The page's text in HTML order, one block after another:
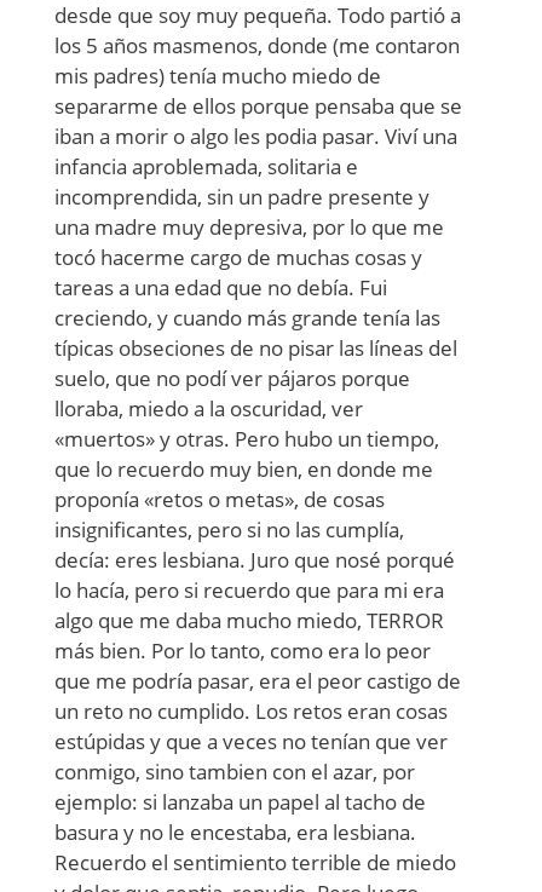
desde que soy muy pequeña. Todo partió a
los 5 años masmenos, donde (me contaron
mis padres) tenía mucho miedo de
separarme de ellos porque pensaba que se
iban a morir o algo les podia pasar. Viví una
infancia aproblemada, solitaria e
incomprendida, sin un padre presente y
una madre muy depresiva, por lo que me
tocó hacerme cargo de muchas cosas y
tareas a una edad que no debía. Fui
creciendo, y cuando más grande tenía las
típicas obseciones de no pisar las líneas del
suelo, que no podí ver pájaros porque
lloraba, miedo a la oscuridad, ver
«muertos» y otras. Pero hubo un tiempo,
que lo recuerdo muy bien, en donde me
proponía «retos o metas», de cosas
insignificantes, pero si no las cumplía,
decía: eres lesbiana. Juro que nosé porqué
lo hacía, pero si recuerdo que para mi era
algo que me daba mucho miedo, TERROR
más bien. Por lo tanto, como era lo peor
que me podría pasar, era el peor castigo de
un reto no cumplido. Los retos eran cosas
estúpidas y que a veces no tenían que ver
conmigo, sino tambien con el azar, por
ejemplo: si lanzaba un papel al tacho de
basura y no le encestaba, era lesbiana.
Recuerdo el sentimiento terrible de miedo